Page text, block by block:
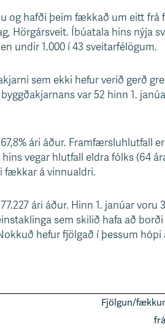
og hafði þeim fækkað um eitt frá
Hörgársveit. Íbúatala hins nýja
undir 1.000 í 43 sveitarfélögum.
sem ekki hefur verið gerð
var 52 hinn 1.
ári áður. Framfærsluhlutfall
vegar hlutfall eldra fólks (64
fækkar á vinnualdri.
ári áður. Hinn 1. janúar
sem skilið hafa að
hefur fjölgað í þessum
Fjölgun/
frá